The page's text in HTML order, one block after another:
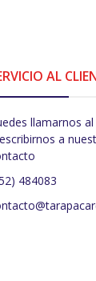
AL
llamarnos
a
484083